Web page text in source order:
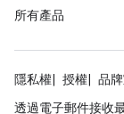
所有產品
隱私權 授權 品
透過電子郵件接收